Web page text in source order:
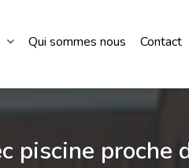
Qui sommes nous Contact
piscine proche